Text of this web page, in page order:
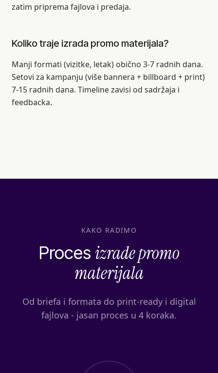
zatim priprema fajlova i predaja.
Koliko traje izrada promo materijala?
Manji formati (vizitke, letak) obično 3-7 radnih dana.
Setovi za kampanju (više bannera + billboard + print)
7-15 radnih dana. Timeline zavisi od sadržaja i
feedbacka.
KAKO RADIMO
Proces izrade promo
materijala
Od briefa i formata do print-ready i digital
fajlova - jasan proces u 4 koraka.